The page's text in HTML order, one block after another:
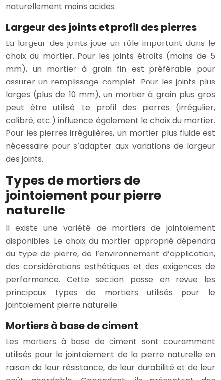
naturellement moins acides.
Largeur des joints et profil des pierres
La largeur des joints joue un rôle important dans le
choix du mortier. Pour les joints étroits (moins de 5
mm), un mortier à grain fin est préférable pour
assurer un remplissage complet. Pour les joints plus
larges (plus de 10 mm), un mortier à grain plus gros
peut être utilisé. Le profil des pierres (irrégulier,
calibré, etc.) influence également le choix du mortier.
Pour les pierres irrégulières, un mortier plus fluide est
nécessaire pour s’adapter aux variations de largeur
des joints.
Types de mortiers de
jointoiement pour pierre
naturelle
Il existe une variété de mortiers de jointoiement
disponibles. Le choix du mortier approprié dépendra
du type de pierre, de l’environnement d’application,
des considérations esthétiques et des exigences de
performance. Cette section passe en revue les
principaux types de mortiers utilisés pour le
jointoiement pierre naturelle.
Mortiers à base de ciment
Les mortiers à base de ciment sont couramment
utilisés pour le jointoiement de la pierre naturelle en
raison de leur résistance, de leur durabilité et de leur